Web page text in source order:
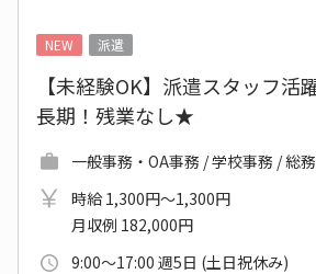
NEW
派遣
【未経験OK】派遣スタッフ
長期！残業なし★
一般事務・OA事務 / 学校事務 / 総
時給 1,300円～1,300円
月収例 182,000円
9:00～17:00 週5日 (土日祝休み)